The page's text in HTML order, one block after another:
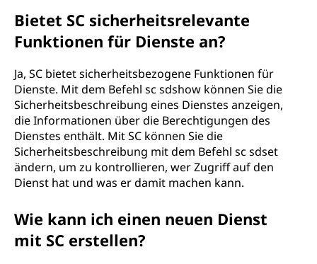
Bietet SC sicherheitsrelevante
Funktionen für Dienste an?
Ja, SC bietet sicherheitsbezogene Funktionen für
Dienste. Mit dem Befehl sc sdshow können Sie die
Sicherheitsbeschreibung eines Dienstes anzeigen,
die Informationen über die Berechtigungen des
Dienstes enthält. Mit SC können Sie die
Sicherheitsbeschreibung mit dem Befehl sc sdset
ändern, um zu kontrollieren, wer Zugriff auf den
Dienst hat und was er damit machen kann.
Wie kann ich einen neuen Dienst
mit SC erstellen?